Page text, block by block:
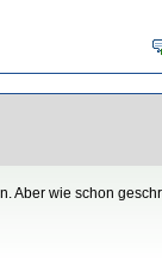
Aber wie schon